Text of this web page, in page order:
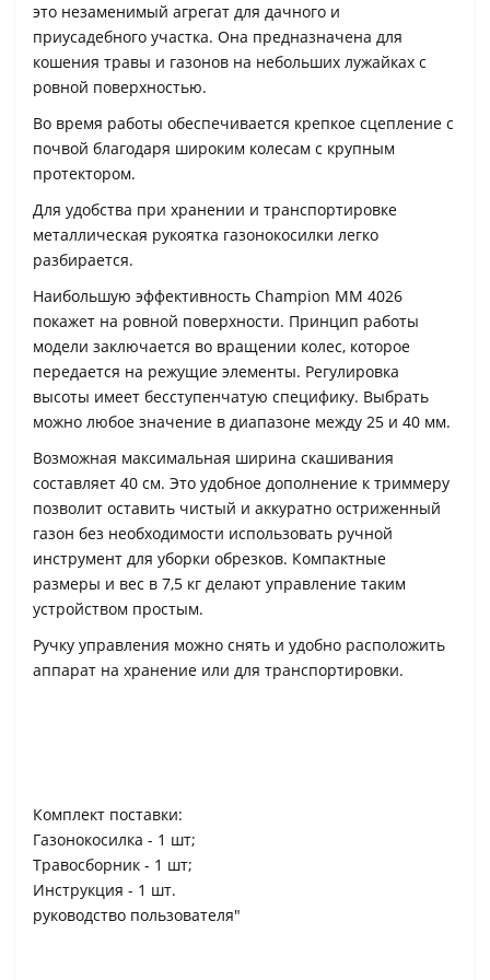
это незаменимый агрегат для дачного и
приусадебного участка. Она предназначена для
кошения травы и газонов на небольших лужайках с
ровной поверхностью.
Во время работы обеспечивается крепкое сцепление с
почвой благодаря широким колесам с крупным
протектором.
Для удобства при хранении и транспортировке
металлическая рукоятка газонокосилки легко
разбирается.
Наибольшую эффективность Champion MM 4026
покажет на ровной поверхности. Принцип работы
модели заключается во вращении колес, которое
передается на режущие элементы. Регулировка
высоты имеет бесступенчатую специфику. Выбрать
можно любое значение в диапазоне между 25 и 40 мм.
Возможная максимальная ширина скашивания
составляет 40 см. Это удобное дополнение к триммеру
позволит оставить чистый и аккуратно остриженный
газон без необходимости использовать ручной
инструмент для уборки обрезков. Компактные
размеры и вес в 7,5 кг делают управление таким
устройством простым.
Ручку управления можно снять и удобно расположить
аппарат на хранение или для транспортировки.
Комплект поставки:
Газонокосилка - 1 шт;
Травосборник - 1 шт;
Инструкция - 1 шт.
руководство пользователя"